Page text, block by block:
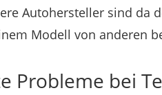
Autohersteller sind da
Modell von anderen
Probleme bei